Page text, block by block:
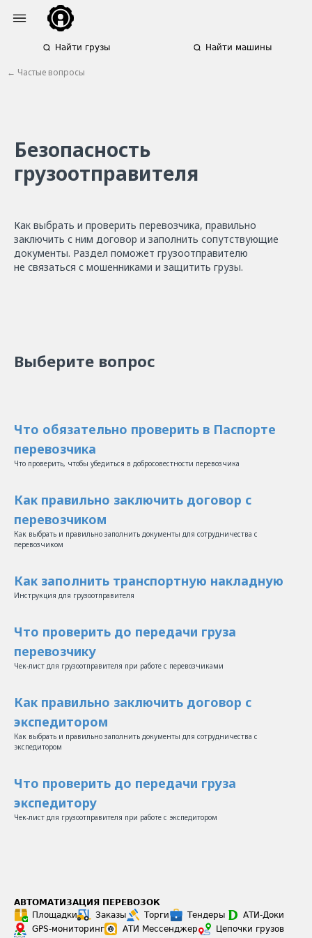
Найти грузы Найти машины
← Частые вопросы
Безопасность
грузоотправителя
Как выбрать и проверить перевозчика, правильно
заключить с ним договор и заполнить сопутствующие
документы. Раздел поможет грузоотправителю
не связаться с мошенниками и защитить грузы.
Выберите вопрос
Что обязательно проверить в Паспорте
перевозчика
Что проверить, чтобы убедиться в добросовестности перевозчика
Как правильно заключить договор с
перевозчиком
Как выбрать и правильно заполнить документы для сотрудничества с
перевозчиком
Как заполнить транспортную накладную
Инструкция для грузоотправителя
Что проверить до передачи груза
перевозчику​
Чек-лист для грузоотправителя при работе с перевозчиками
Как правильно заключить договор с
экспедитором
Как выбрать и правильно заполнить документы для сотрудничества с
экспедитором
Что проверить до передачи груза
экспедитору
Чек-лист для грузоотправителя при работе с экспедитором
АВТОМАТИЗАЦИЯ ПЕРЕВОЗОК
Площадки
Заказы Торги Тендеры
АТИ-Доки
GPS-мониторинг
АТИ Мессенджер
Цепочки грузов